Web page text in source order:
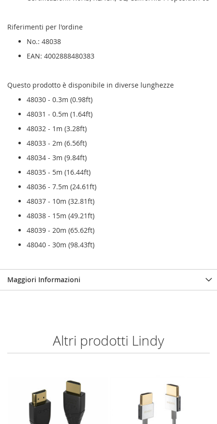
Riferimenti per l'ordine
No.: 48038
EAN: 4002888480383
Questo prodotto è disponibile in diverse lunghezze
48030 - 0.3m (0.98ft)
48031 - 0.5m (1.64ft)
48032 - 1m (3.28ft)
48033 - 2m (6.56ft)
48034 - 3m (9.84ft)
48035 - 5m (16.44ft)
48036 - 7.5m (24.61ft)
48037 - 10m (32.81ft)
48038 - 15m (49.21ft)
48039 - 20m (65.62ft)
48040 - 30m (98.43ft)
Maggiori Informazioni
Altri prodotti Lindy